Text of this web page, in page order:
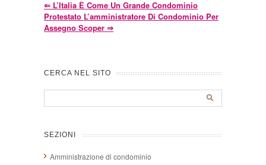
⇐ L’Italia È Come Un Grande Condominio
Protestato L’amministratore Di Condominio Per
Assegno Scoper ⇒
CERCA NEL SITO
SEZIONI
Amministrazione di condominio